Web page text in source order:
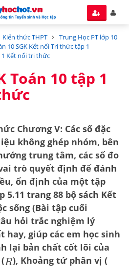
Kiến thức THPT
Trung Học PT lớp 10
10 SGK Kết nối Tri thức tập 1
1 Kết nối tri thức
Toán 10 tập 1
Chương V: Các số đặc
không ghép nhóm, bên
trung tâm, các số đo
trò quyết định để đánh
ổn định của một tập
trang 88 bộ sách Kết
sống (Bài tập cuối
hỏi trắc nghiệm lý
giúp các em học sinh
lại bản chất cốt lõi của
R), Khoảng tứ phân vị (